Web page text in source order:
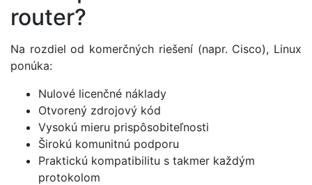
router?
Na rozdiel od komerčných riešení (napr. Cisco), Linux
ponúka:
Nulové licenčné náklady
Otvorený zdrojový kód
Vysokú mieru prispôsobiteľnosti
Širokú komunitnú podporu
Praktickú kompatibilitu s takmer každým
protokolom